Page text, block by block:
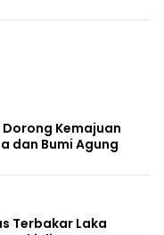
Kemajuan
dan Bumi Agung
Terbakar Laka